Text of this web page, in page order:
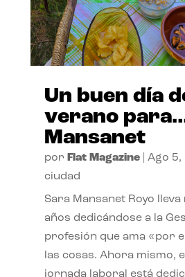
Un buen día
verano
Mansanet
por Flat Magazine| Ago 5,
ciudad
Sara Mansanet Royo
años dedicándose a la
profesión que ama «por
las cosas. Ahora mismo,
jornada laboral está